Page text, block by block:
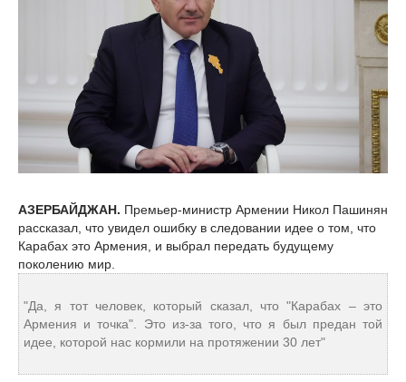
АЗЕРБАЙДЖАН. Премьер-министр Армении Никол Пашинян
рассказал, что увидел ошибку в следовании идее о том, что
Карабах это Армения, и выбрал передать будущему
поколению мир.
"Да, я тот человек, который сказал, что "Карабах – это
Армения и точка". Это из-за того, что я был предан той
идее, которой нас кормили на протяжении 30 лет"